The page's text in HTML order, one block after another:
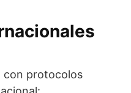
con protocolos